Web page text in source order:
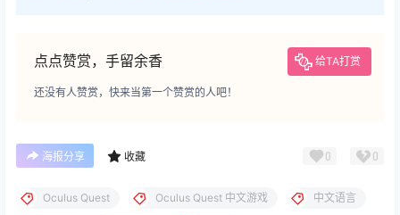
点点赞赏，手留余香 给TA打赏
还没有人赞赏，快来当第一个赞赏的人吧！
海报分享 收藏 0 0
Oculus Quest Oculus Quest 中文游戏 中文语言